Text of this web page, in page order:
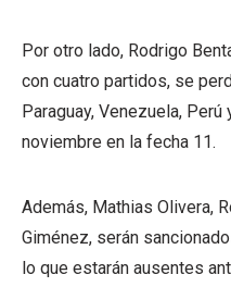
Por otro lado, Rodrigo
con cuatro partidos, se
Paraguay, Venezuela,
noviembre en la fecha 11.
Además, Mathias Olivera,
Giménez, serán
lo que estarán ausentes